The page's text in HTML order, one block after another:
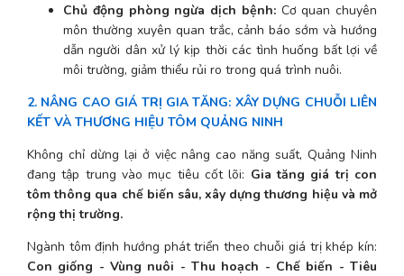
Chủ động phòng ngừa dịch bệnh: Cơ quan chuyên
môn thường xuyên quan trắc, cảnh báo sớm và hướng
dẫn người dân xử lý kịp thời các tình huống bất lợi về
môi trường, giảm thiểu rủi ro trong quá trình nuôi.
2. NÂNG CAO GIÁ TRỊ GIA TĂNG: XÂY DỰNG CHUỖI LIÊN
KẾT VÀ THƯƠNG HIỆU TÔM QUẢNG NINH
Không chỉ dừng lại ở việc nâng cao năng suất, Quảng Ninh
đang tập trung vào mục tiêu cốt lõi: Gia tăng giá trị con
tôm thông qua chế biến sâu, xây dựng thương hiệu và mở
rộng thị trường.
Con giống - Vùng nuôi - Thu hoạch - Chế biến - Tiêu